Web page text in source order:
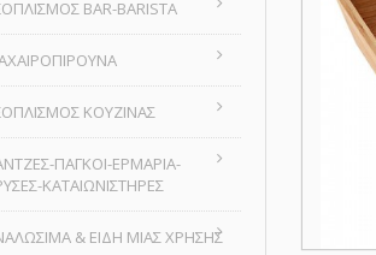
BAR-BARISTA
ΚΟΥΖΙΝΑΣ
ΠΑΓΚΟΙ-ΕΡΜΑΡΙΑ-
ΚΑΤΑΙΩΝΙΣΤΗΡΕΣ
& ΕΙΔΗ ΜΙΑΣ ΧΡΗΣΗΣ